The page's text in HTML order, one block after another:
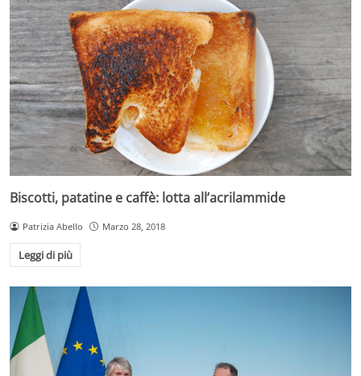
Biscotti, patatine e caffè: lotta all’acrilammide
Patrizia Abello Marzo 28, 2018
Leggi di più